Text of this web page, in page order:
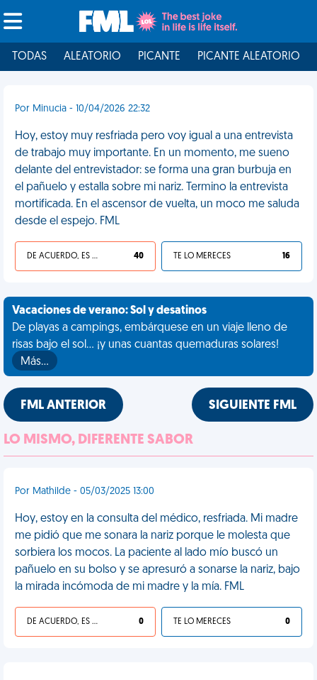
TODAS ALEATORIO PICANTE PICANTE ALEATORIO
Por Minucia - 10/04/2026 22:32
Hoy, estoy muy resfriada pero voy igual a una entrevista
de trabajo muy importante. En un momento, me sueno
delante del entrevistador: se forma una gran burbuja en
el pañuelo y estalla sobre mi nariz. Termino la entrevista
mortificada. En el ascensor de vuelta, un moco me saluda
desde el espejo. FML
DE ACUERDO, ES UNA VIDA HP 40 TE LO MERECES 16
Vacaciones de verano: Sol y desatinos
De playas a campings, embárquese en un viaje lleno de
risas bajo el sol... ¡y unas cuantas quemaduras solares!
Más…
FML ANTERIOR SIGUIENTE FML
LO MISMO, DIFERENTE SABOR
Por Mathilde - 05/03/2025 13:00
Hoy, estoy en la consulta del médico, resfriada. Mi madre
me pidió que me sonara la nariz porque le molesta que
sorbiera los mocos. La paciente al lado mío buscó un
pañuelo en su bolso y se apresuró a sonarse la nariz, bajo
la mirada incómoda de mi madre y la mía. FML
DE ACUERDO, ES UNA VIDA HP 0 TE LO MERECES 0